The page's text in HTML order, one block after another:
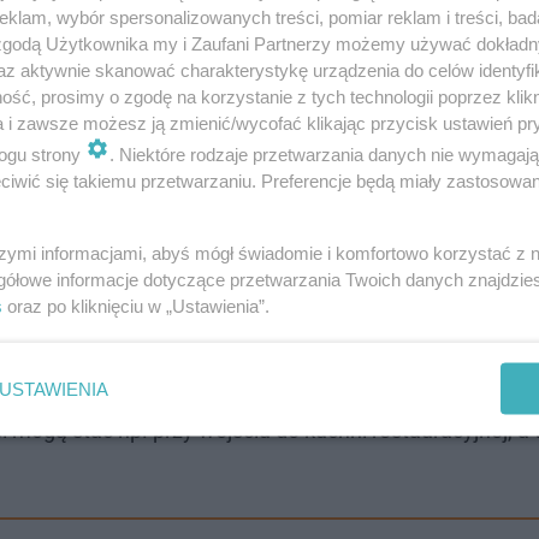
osoby, które chcą mieć zielone wnętrza, a niestety
dla nich to idealne rozwiązanie!
nie tylko na prywatnych przestrzeniach, ale także w
Plastikowe rośliny są tanie, dlatego firmy
stać np. przy wejściu do kuchni restauracyjnej, a
wybór spersonalizowanych treści, pomiar reklam i treści,
Użytkownika my i Zaufani Partnerzy możemy używać
aktywnie skanować charakterystykę urządzenia do celów
prosimy o zgodę na korzystanie z tych technologii poprzez
i zawsze możesz ją zmienić/wycofać klikając przycisk ustawień
strony
. Niektóre rodzaje przetwarzania danych nie
się takiemu przetwarzaniu. Preferencje będą miały
informacjami, abyś mógł świadomie i komfortowo korzystać z
informacje dotyczące przetwarzania Twoich danych
oraz po kliknięciu w „Ustawienia”.
USTAWIENIA